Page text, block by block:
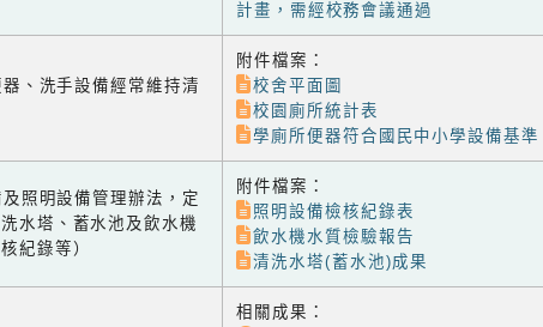
計畫，需經校務會議通過
、洗手設備經常維持清
附件檔案：
校舍平面圖
校園廁所統計表
學廁所便器符合國民中小學設備基準
照明設備管理辦法，定
水塔、蓄水池及飲水機
紀錄等）
附件檔案：
照明設備檢核紀錄表
飲水機水質檢驗報告
清洗水塔(蓄水池)成果
相關成果：